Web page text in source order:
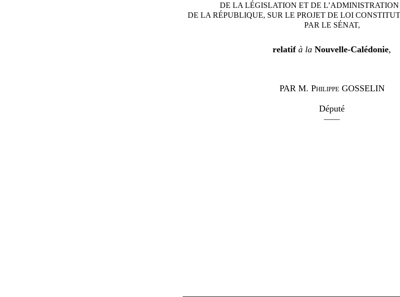
DE LA LÉGISLATION ET DE
DE LA RÉPUBLIQUE, SUR LE PROJET DE LOI
PAR LE SÉNAT,
relatifà la Nouvelle-Calédonie,
PAR M. Philippe GOSSELIN
Député
——